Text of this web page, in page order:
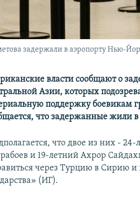
задержали в аэропорту Нью-
власти сообщают о
Азии, которых
поддержку боевикам
что задержанные жили
что двое из них -
и 19-летний Ахрор
через Турцию в Сирию
(ИГ).